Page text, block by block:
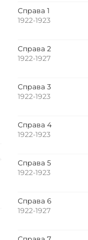
Справа 1
1922-1923
Справа 2
1922-1927
Справа 3
1922-1923
Справа 4
1922-1923
Справа 5
1922-1923
Справа 6
1922-1927